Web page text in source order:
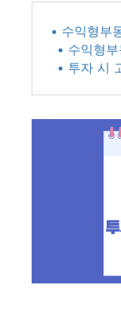
• 수익형부
• 수익형
• 투자 시